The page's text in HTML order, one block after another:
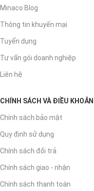
Minaco Blog
Thông tin khuyến mại
Tuyển dụng
Tư vấn gói doanh nghiệp
Liên hệ
CHÍNH SÁCH VÀ ĐIỀU KHOẢN
Chính sách bảo mật
Quy định sử dụng
Chính sách đổi trả
Chính sách giao - nhận
Chính sách thanh toán